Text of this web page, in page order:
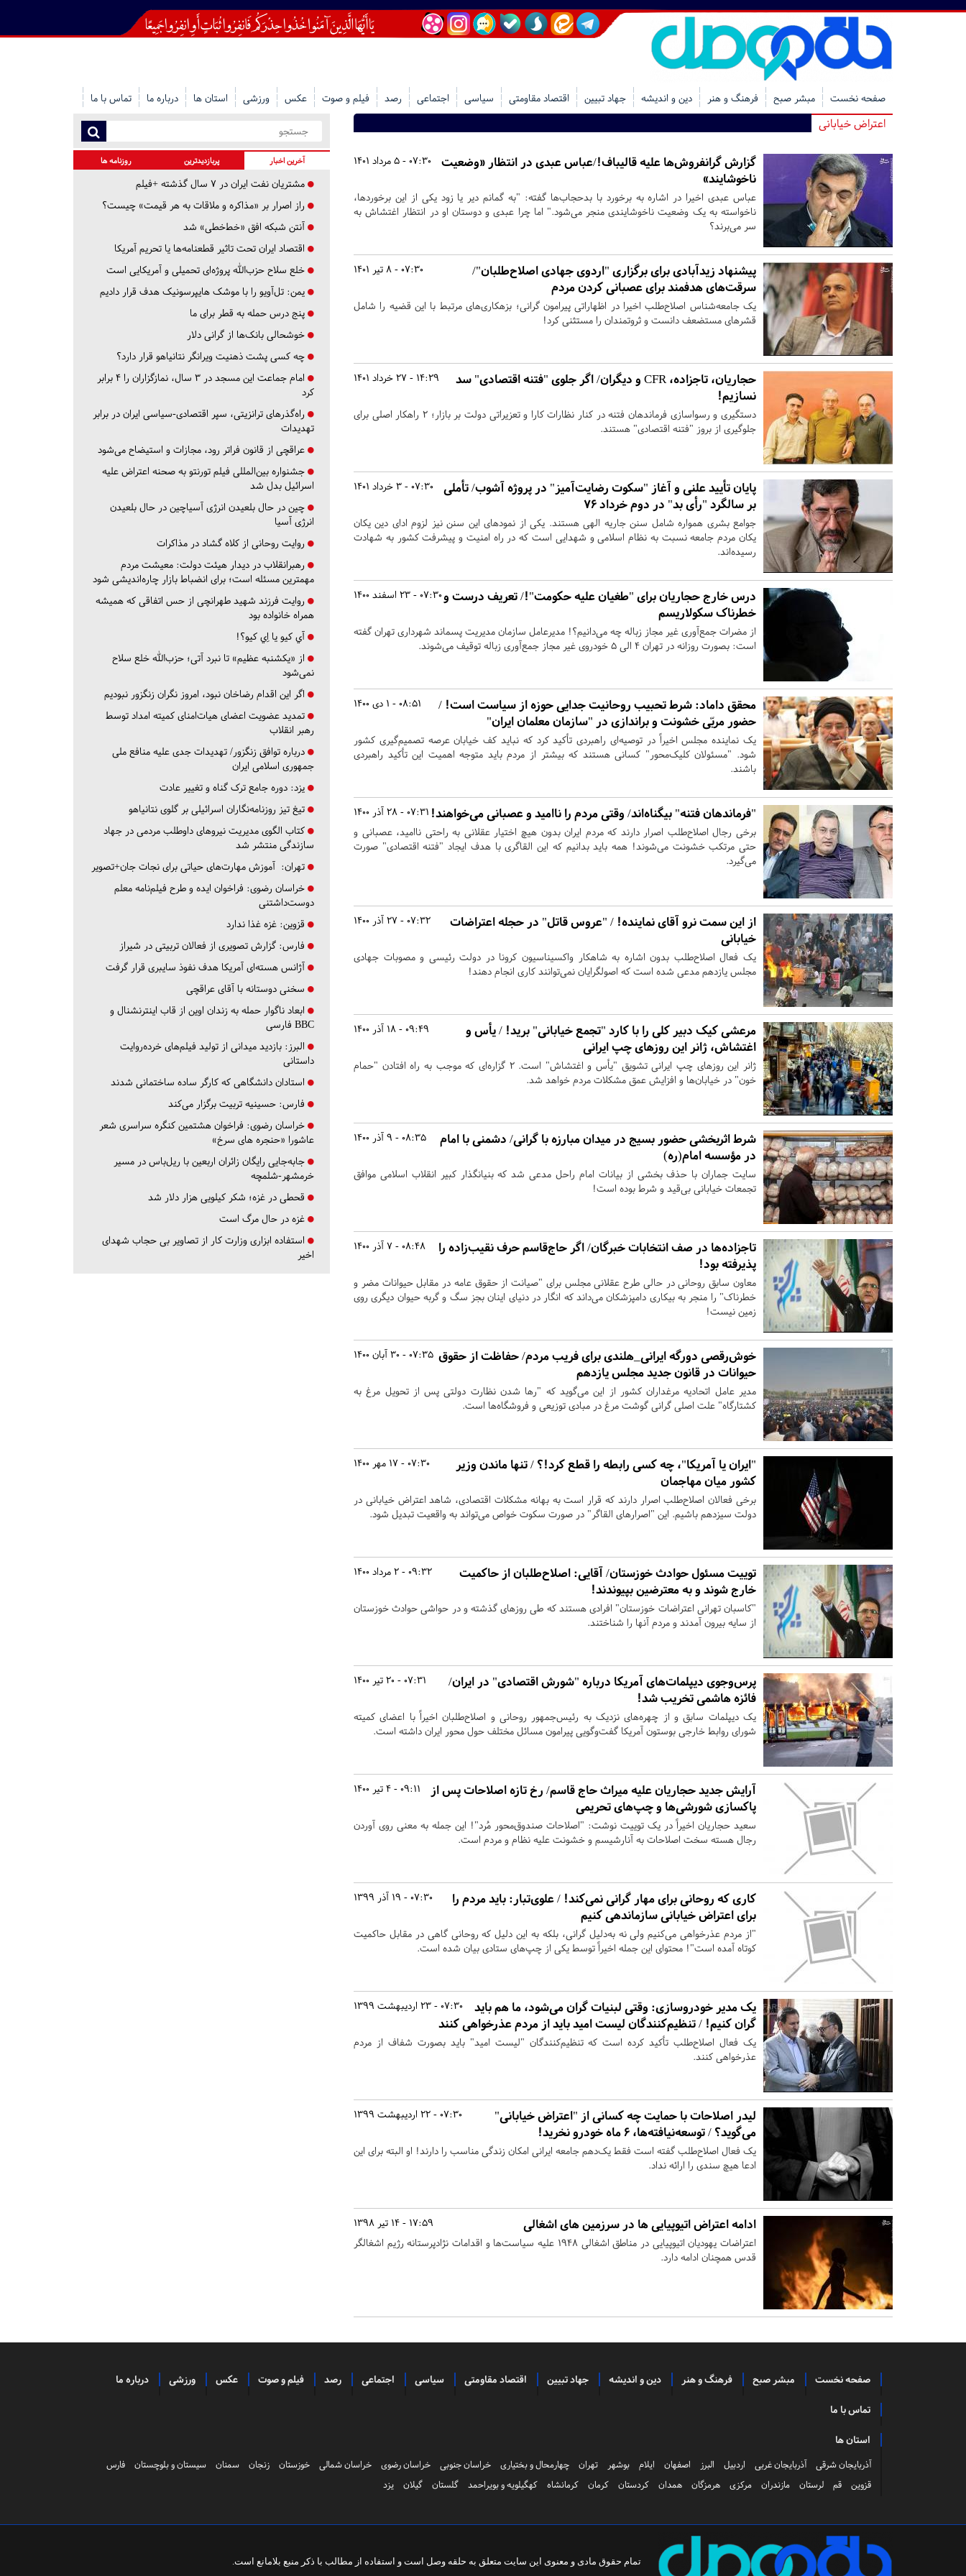
صفحه نخست مبشر صبح فرهنگ و هنر دین و اندیشه جهاد تبیین اقتصاد مقاومتی سیاسی اجتماعی رصد فیلم و صوت عکس ورزشی استان ها درباره ما تماس با ما
اعتراض خیابانی
07:30 - 5 مرداد 1401
گزارش گرانفروش‌ها علیه قالیباف!/عباس عبدی در انتظار «وضعیت
ناخوشایند»
عباس عبدی اخیرا در اشاره به برخورد با بدحجاب‌ها گفته: "به گمانم دیر یا زود یکی از این برخوردها،
ناخواسته به یک وضعیت ناخوشایندی منجر می‌شود." اما چرا عبدی و دوستان او در انتظار اغتشاش به
سر می‌برند؟
07:30 - 8 تیر 1401
پیشنهاد زیدآبادی برای برگزاری "اردوی جهادی اصلاح‌طلبان"/
سرقت‌های هدفمند برای عصبانی کردن مردم
یک جامعه‌شناس اصلاح‌طلب اخیرا در اظهاراتی پیرامون گرانی؛ بزهکاری‌های مرتبط با این قضیه را شامل
قشرهای مستضعف دانست و ثروتمندان را مستثنی کرد!
14:29 - 27 خرداد 1401
حجاریان، تاجزاده، CFR و دیگران/ اگر جلوی "فتنه اقتصادی" سد
نسازیم!
دستگیری و رسواسازی فرماندهان فتنه در کنار نظارات کارا و تعزیراتی دولت بر بازار؛ 2 راهکار اصلی برای
جلوگیری از بروز "فتنه اقتصادی" هستند.
07:30 - 3 خرداد 1401
پایان تأیید علنی و آغاز "سکوت رضایت‌آمیز" در پروژه آشوب/ تأملی
بر سالگرد "رأی بد" در دوم خرداد ۷۶
جوامع بشری همواره شامل سنن جاریه الهی هستند. یکی از نمودهای این سنن نیز لزوم ادای دین یکان
یکان مردم جامعه نسبت به نظام اسلامی و شهدایی است که در راه امنیت و پیشرفت کشور به شهادت
رسیده‌اند.
07:30 - 23 اسفند 1400 درس خارج حجاریان برای "طغیان علیه حکومت"!/ تعریف درست و
خطرناک سکولاریسم
از مضرات جمع‌آوری غیر مجاز زباله چه می‌دانیم؟! مدیرعامل سازمان مدیریت پسماند شهرداری تهران گفته
است: بصورت روزانه در تهران ۴ الی ۵ خودروی غیر مجاز جمع‌آوری زباله توقیف می‌شوند.
08:51 - 1 دی 1400
محقق داماد: شرط تحبیب روحانیت جدایی حوزه از سیاست است! /
حضور مربّی خشونت و براندازی در "سازمان معلمان ایران"
یک نماینده مجلس اخیراً در توصیه‌ای راهبردی تأکید کرد که نباید کف خیابان عرصه تصمیم‌گیری کشور
شود. "مسئولان کلیک‌محور" کسانی هستند که بیشتر از مردم باید متوجه اهمیت این تأکید راهبردی
باشند.
07:31 - 28 آذر 1400 "فرماندهان فتنه" بیگناه‌اند/ وقتی مردم را ناامید و عصبانی می‌خواهند!
برخی رجال اصلاح‌طلب اصرار دارند که مردم ایران بدون هیچ اختیار عقلانی به راحتی ناامید، عصبانی و
حتی مرتکب خشونت می‌شوند! همه باید بدانیم که این القاگری با هدف ایجاد "فتنه اقتصادی" صورت
می‌گیرد.
07:32 - 27 آذر 1400
از این سمت نرو آقای نماینده! / "عروس قاتل" در حجله اعتراضات
خیابانی
یک فعال اصلاح‌طلب بدون اشاره به شاهکار واکسیناسیون کرونا در دولت رئیسی و مصوبات جهادی
مجلس یازدهم مدعی شده است که اصولگرایان نمی‌توانند کاری انجام دهند!
09:49 - 18 آذر 1400
مرعشی کیک دبیر کلی را با کارد "تجمع خیابانی" برید! / یأس و
اغتشاش، ژانر این روزهای چپ ایرانی
ژانر این روزهای چپ ایرانی تشویق "یأس و اغتشاش" است. ۲ گزاره‌ای که موجب به راه افتادن "حمام
خون" در خیابان‌ها و افزایش عمق مشکلات مردم خواهد شد.
08:35 - 9 آذر 1400
شرط اثربخشی حضور بسیج در میدان مبارزه با گرانی/ دشمنی با امام
در مؤسسه امام(ره)
سایت جماران با حذف بخشی از بیانات امام راحل مدعی شد که بنیانگذار کبیر انقلاب اسلامی موافق
تجمعات خیابانی بی‌قید و شرط بوده است!
08:48 - 7 آذر 1400
تاجزاده‌ها در صف انتخابات خبرگان/ اگر حاج‌قاسم حرف نقیب‌زاده را
پذیرفته بود!
معاون سابق روحانی در حالی طرح عقلانی مجلس برای "صیانت از حقوق عامه در مقابل حیوانات مضر و
خطرناک" را منجر به بیکاری دامپزشکان می‌داند که انگار در دنیای اینان بجز سگ و گربه حیوان دیگری روی
زمین نیست!
07:35 - 30 آبان 1400 خوش‌رقصی دورگه ایرانی_هلندی برای فریب مردم/ حفاظت از حقوق
حیوانات در قانون جدید مجلس یازدهم
مدیر عامل اتحادیه مرغداران کشور از این می‌گوید که "رها شدن نظارت دولتی پس از تحویل مرغ به
کشتارگاه" علت اصلی گرانی گوشت مرغ در مبادی توزیعی و فروشگاه‌ها است.
07:30 - 17 مهر 1400
"ایران یا آمریکا"، چه کسی رابطه را قطع کرد!؟ / تنها ماندن وزیر
کشور میان مهاجمان
برخی فعالان اصلاح‌طلب اصرار دارند که قرار است به بهانه مشکلات اقتصادی، شاهد اعتراض خیابانی در
دولت سیزدهم باشیم. این "اصرارهای القاگر" در صورت سکوت خواص می‌تواند به واقعیت تبدیل شود.
09:32 - 2 مرداد 1400
توییت مسئول حوادث خوزستان/ آقایی: اصلاح‌طلبان از حاکمیت
خارج شوند و به معترضین بپیوندند!
"کاسبان تهرانی اعتراضات خوزستان" افرادی هستند که طی روزهای گذشته و در حواشی حوادث خوزستان
از سایه بیرون آمدند و مردم آنها را شناختند.
07:31 - 20 تیر 1400
پرس‌وجوی دیپلمات‌های آمریکا درباره "شورش اقتصادی" در ایران/
فائزه هاشمی تخریب شد!
یک دیپلمات سابق و از چهره‌های نزدیک به رئیس‌جمهور روحانی و اصلاح‌طلبان اخیراً با اعضای کمیته
شورای روابط خارجی بوستون آمریکا گفت‌وگویی پیرامون مسائل مختلف حول محور ایران داشته است.
09:11 - 4 تیر 1400
آرایش جدید حجاریان علیه میراث حاج قاسم/ رخ تازه اصلاحات پس از
پاکسازی شورشی‌ها و چپ‌های تحریمی
سعید حجاریان اخیراً در یک توییت نوشت: "اصلاحات صندوق‌محور مُرد"! این جمله به معنی روی آوردن
رجال هسته سخت اصلاحات به آنارشیسم و خشونت علیه نظام و مردم است.
07:30 - 19 آذر 1399
کاری که روحانی برای مهار گرانی نمی‌کند! / علوی‌تبار: باید مردم را
برای اعتراض خیابانی سازماندهی کنیم
"از مردم عذرخواهی می‌کنیم ولی نه به‌دلیل گرانی، بلکه به این دلیل که روحانی گاهی در مقابل حاکمیت
کوتاه آمده است"! محتوای این جمله اخیراً توسط یکی از چپ‌های ستادی بیان شده است.
07:30 - 23 اردیبهشت 1399
یک مدیر خودروسازی: وقتی لبنیات گران می‌شود، ما هم باید
گران کنیم! / تنظیم‌کنندگان لیست امید باید از مردم عذرخواهی کنند
یک فعال اصلاح‌طلب تأکید کرده است که تنظیم‌کنندگان "لیست امید" باید بصورت شفاف از مردم
عذرخواهی کنند.
07:30 - 22 اردیبهشت 1399
لیدر اصلاحات با حمایت چه کسانی از "اعتراض خیابانی"
می‌گوید؟ / توسعه‌نیافته‌ها، ۶ ماه خودرو نخرید!
یک فعال اصلاح‌طلب گفته است فقط یک‌دهم جامعه ایرانی امکان زندگی مناسب را دارند! او البته برای این
ادعا هیچ سندی را ارائه نداد.
17:59 - 14 تیر 1398 ادامه اعتراض اتیوپیایی ها در سرزمین های اشغالی
اعتراضات یهودیان اتیوپیایی در مناطق اشغالی ۱۹۴۸ علیه سیاست‌ها و اقدامات نژادپرستانه رژیم اشغالگر
قدس همچنان ادامه دارد.
آخرین اخبار پربازدیدترین روزنامه ها
مشتریان نفت ایران در ۷ سال گذشته +فیلم
راز اصرار بر «مذاکره و ملاقات به هر قیمت» چیست؟
آنتن شبکه افق «خط‌خطی» شد
اقتصاد ایران تحت تاثیر قطعنامه‌ها یا تحریم‌ آمریکا
خلع سلاح حزب‌الله پروژه‌ای تحمیلی و آمریکایی است
یمن: تل‌آویو را با موشک هایپرسونیک هدف قرار دادیم
پنج درس‌ حمله به قطر برای ما
خوشحالی بانک‌ها از گرانی دلار
چه کسی پشت ذهنیت ویرانگر نتانیاهو قرار دارد؟
امام جماعت این مسجد در ۳ سال، نمازگزاران را ۴ برابر
کرد
راه‌گذرهای ترانزیتی، سپر اقتصادی-سیاسی ایران در برابر
تهدیدات
عراقچی از قانون فراتر رود، مجازات و استیضاح می‌شود
جشنواره بین‌المللی فیلم تورنتو به صحنه اعتراض علیه
اسرائیل بدل شد
چین در حال بلعیدن انرژی آسیاچین در حال بلعیدن
انرژی آسیا
روایت روحانی از کلاه گشاد در مذاکرات
رهبرانقلاب در دیدار هیئت دولت: معیشت مردم
مهمترین مسئله است؛ برای انضباط بازار چاره‌اندیشی شود
روایت فرزند شهید طهرانچی از حس اتفاقی که همیشه
همراه خانواده بود
آي كيو يا اِي كيو؟!
از «یکشنبه عظیم» تا نبرد آتی؛ حزب‌الله خلع سلاح
نمی‌شود
اگر این اقدام رضاخان نبود، امروز نگران زنگزور نبودیم
تمدید عضویت اعضای هیات‌امنای کمیته امداد توسط
رهبر انقلاب
درباره توافق زنگزور/ تهدیدات جدی علیه منافع ملی
جمهوری اسلامی ایران
یزد: دوره جامع ترک گناه و تغییر عادت
تیغ تیز روزنامه‌نگاران اسرائیلی بر گلوی نتانیاهو
کتاب الگوی مدیریت نیروهای داوطلب مردمی در جهاد
سازندگی منتشر شد
تهران: آموزش مهارت‌های حیاتی برای نجات جان+تصویر
خراسان رضوی: فراخوان ایده و طرح فیلم‌نامه معلم
دوست‌داشتنی
قزوین: غزه غذا ندارد
فارس: گزارش تصویری از فعالان تربیتی در شیراز
آژانس هسته‌ای آمریکا هدف نفوذ سایبری قرار گرفت
سخنی دوستانه با آقای عراقچی
ابعاد ناگوار حمله به زندان اوین از قاب اینترنشنال و
BBC فارسی
البرز: بازدید میدانی از تولید فیلم‌های خرده‌روایت
داستانی
استادان دانشگاهی که کارگر ساده ساختمانی شدند
فارس: حسینیه تربیت برگزار می‌کند
خراسان رضوی: فراخوان هشتمین کنگره سراسری شعر
عاشورا «حنجره های سرخ»
جابه‌جایی رایگان زائران اربعین با ریل‌باس در مسیر
خرمشهر-شلمچه
قحطی در غزه؛ شکر کیلویی هزار دلار شد
غزه در حال مرگ است
استفاده ابزاری وزارت کار از تصاویر بی حجاب شهدای
اخیر
صفحه نخست مبشر صبح فرهنگ و هنر دین و اندیشه جهاد تبیین اقتصاد مقاومتی سیاسی اجتماعی رصد فیلم و صوت عکس ورزشی درباره ما
تماس با ما
استان ها
آذربایجان شرقی آذربایجان غربی اردبیل البرز اصفهان ایلام بوشهر تهران چهارمحال و بختیاری خراسان جنوبی خراسان رضوی خراسان شمالی خوزستان زنجان سمنان سیستان و بلوچستان
فارس
قزوین
قم لرستان مازندران مرکزی هرمزگان همدان کردستان کرمان کرمانشاه کهگیلویه و بویراحمد گلستان گیلان یزد
تمام حقوق مادی و معنوی این سایت متعلق به حلقه وصل است و استفاده از مطالب با ذکر منبع بلامانع است.